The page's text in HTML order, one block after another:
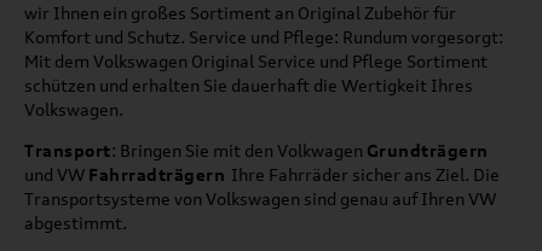
wir Ihnen ein großes Sortiment an Original Zubehör für
Komfort und Schutz. Service und Pflege: Rundum vorgesorgt:
Mit dem Volkswagen Original Service und Pflege Sortiment
schützen und erhalten Sie dauerhaft die Wertigkeit Ihres
Volkswagen.
Transport: Bringen Sie mit den Volkwagen Grundträgern
und VW Fahrradträgern Ihre Fahrräder sicher ans Ziel. Die
Transportsysteme von Volkswagen sind genau auf Ihren VW
abgestimmt.